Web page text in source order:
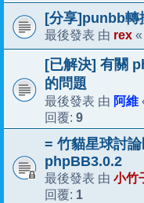
[分享]punbb
最後發表 由 rex «
[已解決] 有關
的問題
最後發表 由 阿維
回覆: 9
= 竹貓星球討
phpBB3.0.2
最後發表 由 小竹
回覆: 1